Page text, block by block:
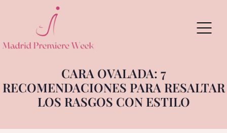
CARA OVALADA: 7
RECOMENDACIONES PARA RESALTAR
LOS RASGOS CON ESTILO